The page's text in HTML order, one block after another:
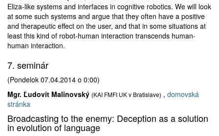
Eliza-like systems and interfaces in cognitive robotics. We will look
at some such systems and argue that they often have a positive
and therapeutic effect on the user, and that in some situations at
least this kind of robot-human interaction transcends human-
human interaction.
7. seminár
(Pondelok 07.04.2014 o 0:00)
Mgr. Ľudovít Malinovský (KAI FMFI UK v Bratislave) , domovská
stránka
Broadcasting to the enemy: Deception as a solution
in evolution of language